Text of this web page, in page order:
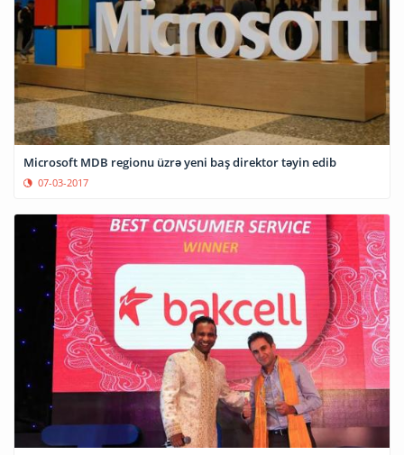
Microsoft MDB regionu üzrə yeni baş direktor təyin edib
07-03-2017